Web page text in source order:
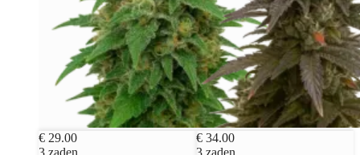
€ 29.00
3 zaden
€ 34.00
3 zaden